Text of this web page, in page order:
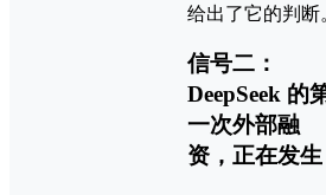
给出了它的判断
信号二：
DeepSeek 的
一次外部融
资，正在发生